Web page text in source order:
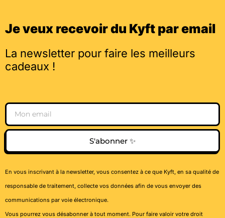
Je veux recevoir du Kyft par email
La newsletter pour faire les meilleurs
cadeaux !
Email
S'abonner ✨
En vous inscrivant à la newsletter, vous consentez à ce que Kyft, en sa qualité de
responsable de traitement, collecte vos données afin de vous envoyer des
communications par voie électronique.
Vous pourrez vous désabonner à tout moment. Pour faire valoir votre droit